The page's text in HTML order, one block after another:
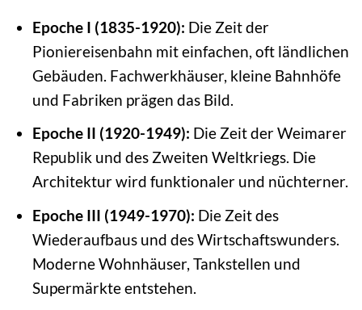
Epoche I (1835-1920): Die Zeit der
Pioniereisenbahn mit einfachen, oft ländlichen
Gebäuden. Fachwerkhäuser, kleine Bahnhöfe
und Fabriken prägen das Bild.
Epoche II (1920-1949): Die Zeit der Weimarer
Republik und des Zweiten Weltkriegs. Die
Architektur wird funktionaler und nüchterner.
Epoche III (1949-1970): Die Zeit des
Wiederaufbaus und des Wirtschaftswunders.
Moderne Wohnhäuser, Tankstellen und
Supermärkte entstehen.